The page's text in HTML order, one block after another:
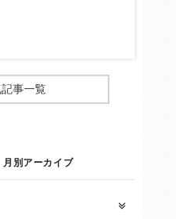
記事一覧
月別アーカイブ